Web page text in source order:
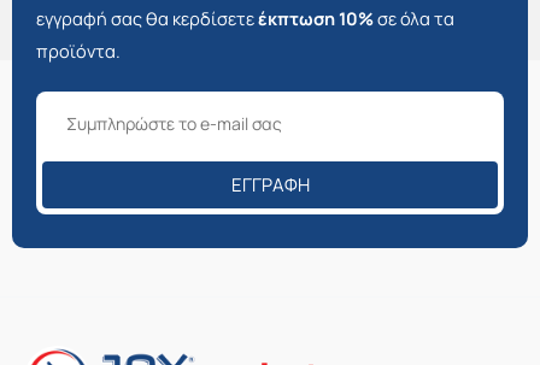
εγγραφή σας θα κερδίσετεέκπτωση 10%σε όλα τα
προϊόντα.
ΕΓΓΡΑΦΉ